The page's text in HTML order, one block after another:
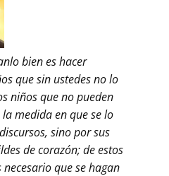
bien es hacer
que sin ustedes no lo
niños que no pueden
medida en que se lo
sino por sus
de corazón; de estos
que se hagan